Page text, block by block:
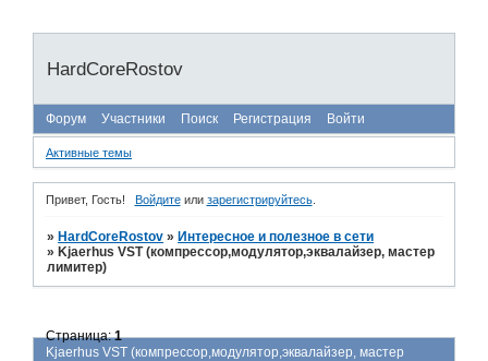
HardCoreRostov
Форум Участники Поиск Регистрация Войти
Активные темы
Привет, Гость! Войдитеили зарегистрируйтесь.
» HardCoreRostov » Интересное и полезное в сети
» Kjaerhus VST (компрессор,модулятор,эквалайзер, мастер
лимитер)
Kjaerhus VST (компрессор,модулятор,эквалайзер, мастер
Страница:1